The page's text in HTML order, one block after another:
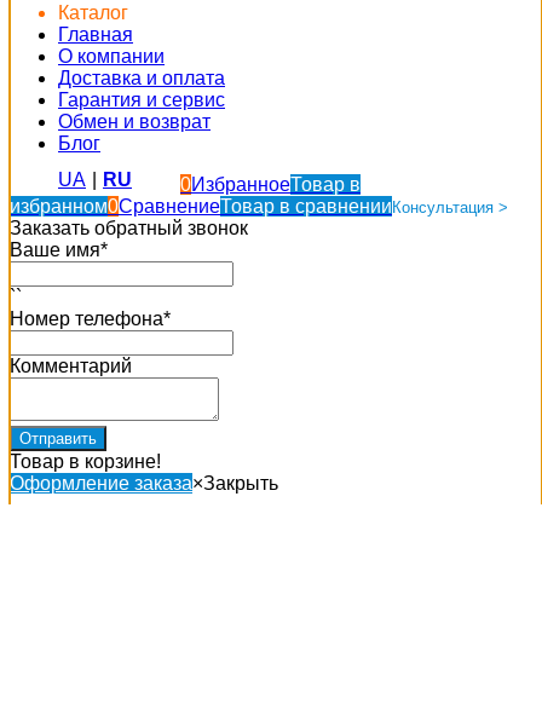
Каталог
Главная
О компании
Доставка и оплата
Гарантия и сервис
Обмен и возврат
Блог
UA
RU 0ИзбранноеТовар в
избранном0СравнениеТовар в сравнении Консультация >
Заказать обратный звонок
Ваше имя*
``
Номер телефона*
Комментарий
Товар в корзине!
Оформление заказа×Закрыть